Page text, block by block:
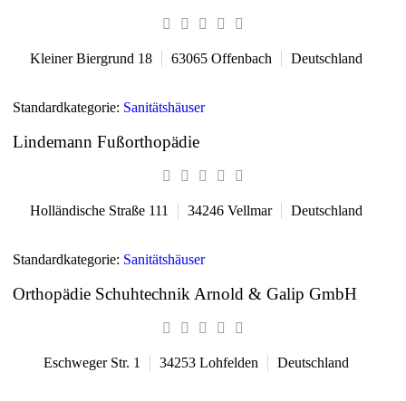
Kleiner Biergrund 18 63065 Offenbach Deutschland
Standardkategorie: Sanitätshäuser
Lindemann Fußorthopädie
Holländische Straße 111 34246 Vellmar Deutschland
Standardkategorie: Sanitätshäuser
Orthopädie Schuhtechnik Arnold & Galip GmbH
Eschweger Str. 1 34253 Lohfelden Deutschland